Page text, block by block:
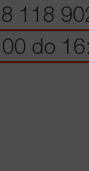
118
do